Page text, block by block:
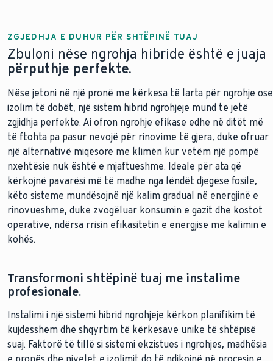
ZGJEDHJA E DUHUR PËR SHTËPINË TUAJ
Zbuloni nëse ngrohja hibride është e juaja
përputhje perfekte.
Nëse jetoni në një pronë me kërkesa të larta për ngrohje ose
izolim të dobët, një sistem hibrid ngrohjeje mund të jetë
zgjidhja perfekte. Ai ofron ngrohje efikase edhe në ditët më
të ftohta pa pasur nevojë për rinovime të gjera, duke ofruar
një alternativë miqësore me klimën kur vetëm një pompë
nxehtësie nuk është e mjaftueshme. Ideale për ata që
kërkojnë pavarësi më të madhe nga lëndët djegëse fosile,
këto sisteme mundësojnë një kalim gradual në energjinë e
rinovueshme, duke zvogëluar konsumin e gazit dhe kostot
operative, ndërsa rrisin efikasitetin e energjisë me kalimin e
kohës.
Transformoni shtëpinë tuaj me instalime
profesionale.
Instalimi i një sistemi hibrid ngrohjeje kërkon planifikim të
kujdesshëm dhe shqyrtim të kërkesave unike të shtëpisë
suaj. Faktorë të tillë si sistemi ekzistues i ngrohjes, madhësia